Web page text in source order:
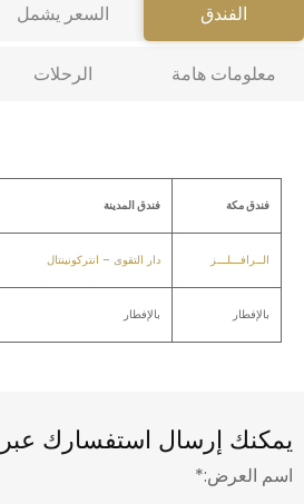
الفندق السعر يشمل
معلومات هامة الرحلات
فندق مكة فندق المدينة
الــرافـــلـــز دار التقوى – انتركونينتال
بالإفطار بالإفطار
يمكنك إرسال استفسارك عبر
اسم العرض:*